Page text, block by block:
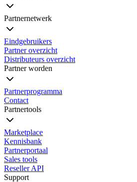
Partnernetwerk
Eindgebruikers
Partner overzicht
Distributeurs overzicht
Partner worden
Partnerprogramma
Contact
Partnertools
Marketplace
Kennisbank
Partnerportaal
Sales tools
Reseller API
Support